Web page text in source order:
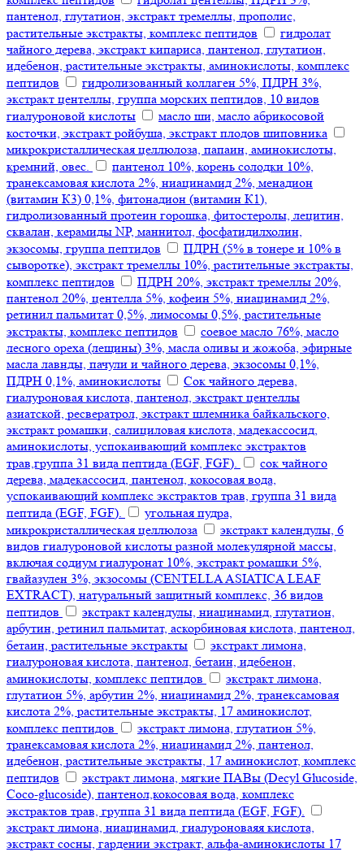
пантенол, глутатион, экстракт тремеллы, прополис,
растительные экстракты, комплекс пептидов
гидролат
чайного дерева, экстракт кипариса, пантенол, глутатион,
идебенон, растительные экстракты, аминокислоты, комплекс
пептидов
гидролизованный коллаген 5%, ПДРН 3%,
экстракт центеллы, группа морских пептидов, 10 видов
гиалуроновой кислоты
масло ши, масло абрикосовой
косточки, экстракт ройбуша, экстракт плодов шиповника
микрокристаллическая целлюлоза, папаин, аминокислоты,
кремний, овес.
пантенол 10%, корень солодки 10%,
транексамовая кислота 2%, ниацинамид 2%, менадион
(витамин К3) 0,1%, фитонадион (витамин К1),
гидролизованный протеин горошка, фитостеролы, лецитин,
сквалан, керамиды NP, маннитол, фосфатидилхолин,
экзосомы, группа пептидов
ПДРН (5% в тонере и 10% в
сыворотке), экстракт тремеллы 10%, растительные экстракты,
комплекс пептидов
ПДРН 20%, экстракт тремеллы 20%,
пантенол 20%, центелла 5%, кофеин 5%, ниацинамид 2%,
ретинил пальмитат 0,5%, лимосомы 0,5%, растительные
экстракты, комплекс пептидов
соевое масло 76%, масло
лесного ореха (лещины) 3%, масла оливы и жожоба, эфирные
масла лавнды, пачули и чайного дерева, экзосомы 0,1%,
ПДРН 0,1%, аминокислоты
Сок чайного дерева,
гиалуроновая кислота, пантенол, экстракт центеллы
азиатской, ресвератрол, экстракт шлемника байкальского,
экстракт ромашки, салициловая кислота, мадекассосид,
аминокислоты, успокаивающий комплекс экстрактов
трав,группа 31 вида пептида (EGF, FGF).
сок чайного
дерева, мадекассосид, пантенол, кокосовая вода,
успокаивающий комплекс экстрактов трав, группа 31 вида
пептида (EGF, FGF).
угольная пудра,
микрокристаллическая целлюлоза
экстракт календулы, 6
видов гиалуроновой кислоты разной молекулярной массы,
включая содиум гиалуронат 10%, экстракт ромашки 5%,
гвайазулен 3%, экзосомы (CENTELLA ASIATICA LEAF
EXTRACT), натуральный защитный комплекс, 36 видов
пептидов
экстракт календулы, ниацинамид, глутатион,
арбутин, ретинил пальмитат, аскорбиновая кислота, пантенол,
бетаин, растительные экстракты
экстракт лимона,
гиалуроновая кислота, пантенол, бетаин, идебенон,
аминокислоты, комплекс пептидов
экстракт лимона,
глутатион 5%, арбутин 2%, ниацинамид 2%, транексамовая
кислота 2%, растительные экстракты, 17 аминокислот,
комплекс пептидов
экстракт лимона, глутатион 5%,
транексамовая кислота 2%, ниацинамид 2%, пантенол,
идебенон, растительные экстракты, 17 аминокислот, комплекс
пептидов
экстракт лимона, мягкие ПАВы (Decyl Glucoside,
Coco-glucoside), пантенол,кокосовая вода, комплекс
экстрактов трав, группа 31 вида пептида (EGF, FGF).
экстракт лимона, ниацинамид, гиалуроноваяя кислота,
экстракт сосны, гардении экстракт, альфа-аминокислоты 17